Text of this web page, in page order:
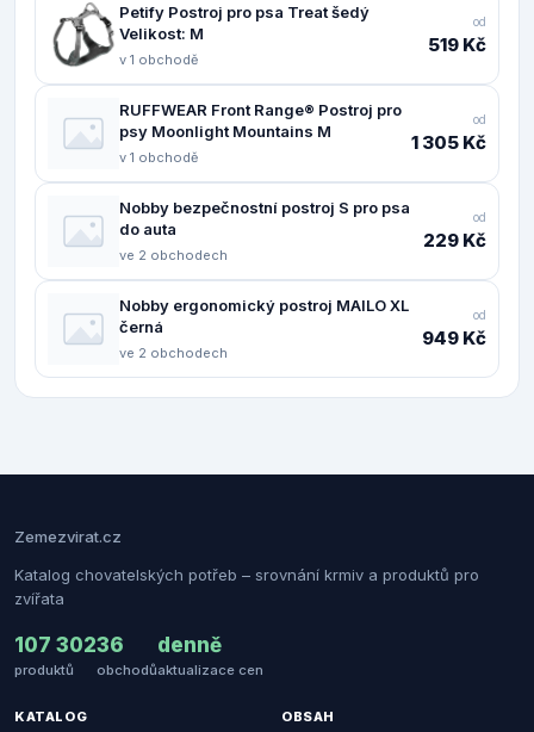
Petify Postroj pro psa Treat šedý
Velikost: M
v 1 obchodě
od
519 Kč
RUFFWEAR Front Range® Postroj pro
psy Moonlight Mountains M
v 1 obchodě
od
1 305 Kč
Nobby bezpečnostní postroj S pro psa
do auta
ve 2 obchodech
od
229 Kč
Nobby ergonomický postroj MAILO XL
černá
ve 2 obchodech
od
949 Kč
Zemezvirat.cz
Katalog chovatelských potřeb – srovnání krmiv a produktů pro
zvířata
107 302
produktů
36
obchodů
denně
aktualizace cen
KATALOG OBSAH